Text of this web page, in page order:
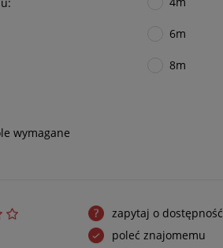
6m
8m
wymagane
zapytaj o dostępność
poleć znajomemu